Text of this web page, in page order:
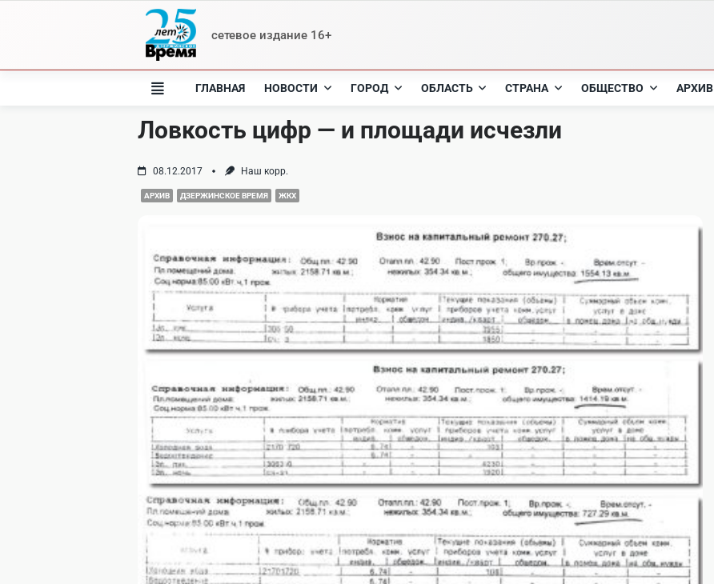
сетевое издание 16+
ГЛАВНАЯ НОВОСТИ ГОРОД ОБЛАСТЬ СТРАНА ОБЩЕСТВО АРХИВ
Ловкость цифр — и площади исчезли
08.12.2017 Наш корр.
АРХИВ ДЗЕРЖИНСКОЕ ВРЕМЯ ЖКХ